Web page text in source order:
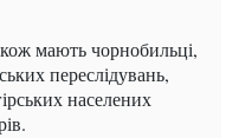
мають чорнобильці,
переслідувань,
населених